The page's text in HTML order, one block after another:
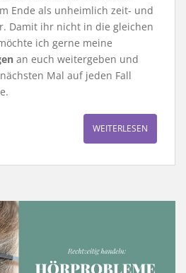
Ende als unheimlich zeit- und
Damit ihr nicht in die gleichen
ich gerne meine
an euch weitergeben und
Mal auf jeden Fall
WEITERLESEN